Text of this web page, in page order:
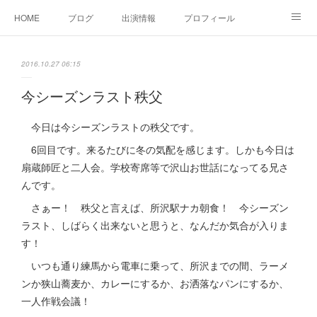
HOME ブログ 出演情報 プロフィール
2016.10.27 06:15
今シーズンラスト秩父
今日は今シーズンラストの秩父です。
6回目です。来るたびに冬の気配を感じます。しかも今日は
扇蔵師匠と二人会。学校寄席等で沢山お世話になってる兄さ
んです。
さぁー！ 秩父と言えば、所沢駅ナカ朝食！ 今シーズン
ラスト、しばらく出来ないと思うと、なんだか気合が入りま
す！
いつも通り練馬から電車に乗って、所沢までの間、ラーメ
ンか狭山蕎麦か、カレーにするか、お洒落なパンにするか、
一人作戦会議！